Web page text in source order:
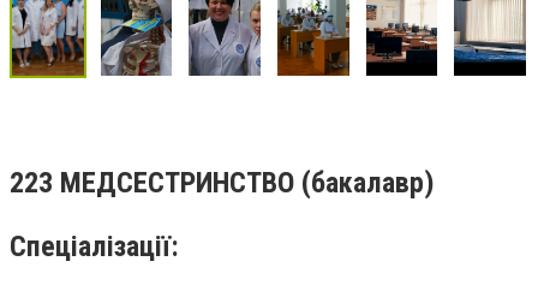
223 МЕДСЕСТРИНСТВО (бакалавр)
Спеціалізації: